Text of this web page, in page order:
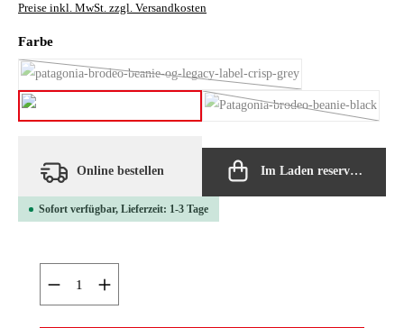
Preise inkl. MwSt. zzgl. Versandkosten
Farbeauswählen
OG legacy label/crisp grey
(Diese Option ist zurzeit nicht verfügbar.)
(Diese Option ist
Online bestellen Im Laden reservieren
Sofort verfügbar, Lieferzeit: 1-3 Tage
Produkt Anzahl: Gib den gewünschten Wert ein oder